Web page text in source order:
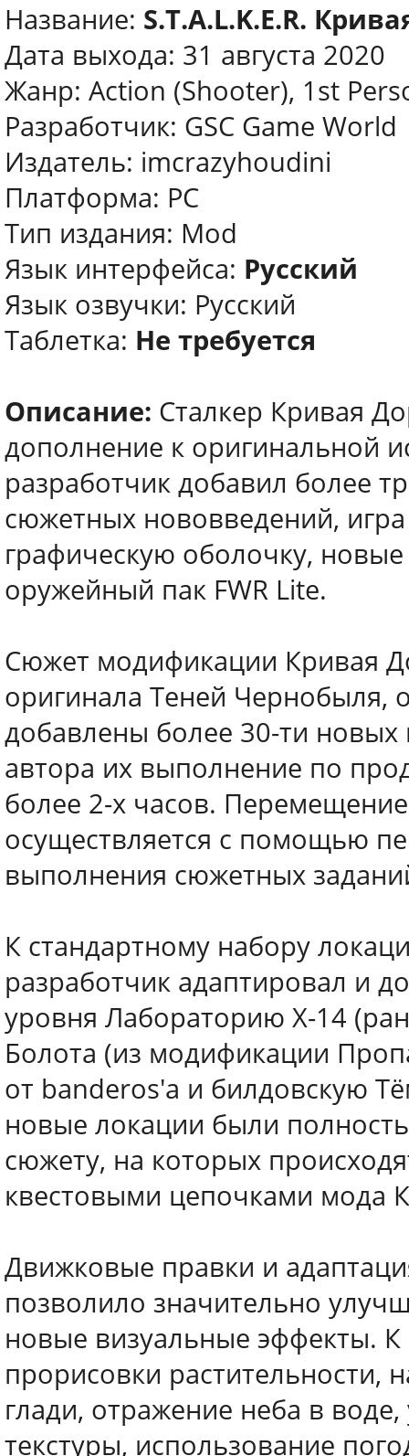
Название: S.T.A.L.K.E.R.
Дата выхода: 31 августа 2020
Жанр: Action (Shooter), 1st
Разработчик: GSC Game World
Издатель: imcrazyhoudini
Платформа: PC
Тип издания: Mod
Язык интерфейса: Русский
Язык озвучки: Русский
Таблетка: Не требуется
Описание: Сталкер Кривая
дополнение к оригинальной
разработчик добавил более
сюжетных нововведений,
графическую оболочку,
оружейный пак FWR Lite.
Сюжет модификации Кривая
оригинала Теней
добавлены более 30-ти новых
автора их выполнение по
более 2-х часов.
осуществляется с помощью
выполнения сюжетных
К стандартному набору
разработчик адаптировал и
уровня Лабораторию X-14
Болота (из модификации
от banderos'a и билдовскую
новые локации были
сюжету, на которых
квестовыми цепочками мода
Движковые правки и
позволило значительно
новые визуальные эффекты.
прорисовки растительности,
глади, отражение неба в
текстуры, использование